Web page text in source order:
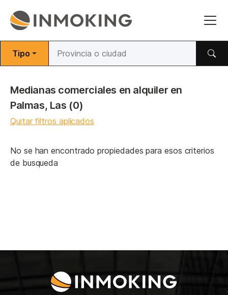
Tipo
Medianas comerciales en alquiler en
Palmas, Las (0)
Quitar filtros aplicados
No se han encontrado propiedades para esos criterios
de busqueda